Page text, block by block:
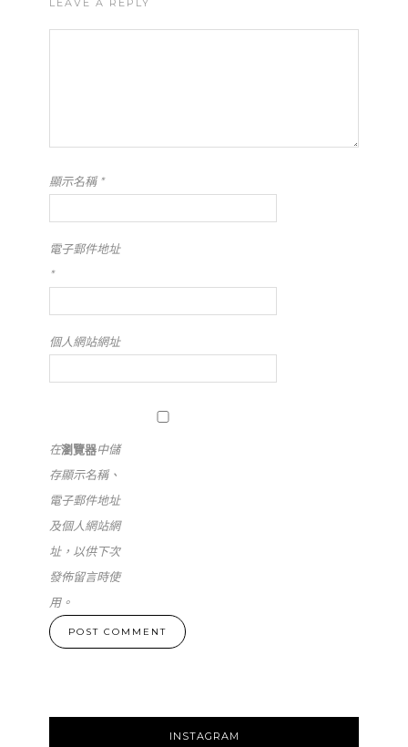
顯示名稱*
電子郵件地址
*
個人網站網址
在瀏覽器中儲
存顯示名稱、
電子郵件地址
及個人網站網
址，以供下次
發佈留言時使
用。
INSTAGRAM